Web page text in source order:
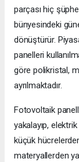
parçası hiç
bünyesindeki
dönüştürür.
panelleri
göre polikristal,
ayrılmaktadır.
Fotovoltaik
yakalayıp,
küçük
materyallerden